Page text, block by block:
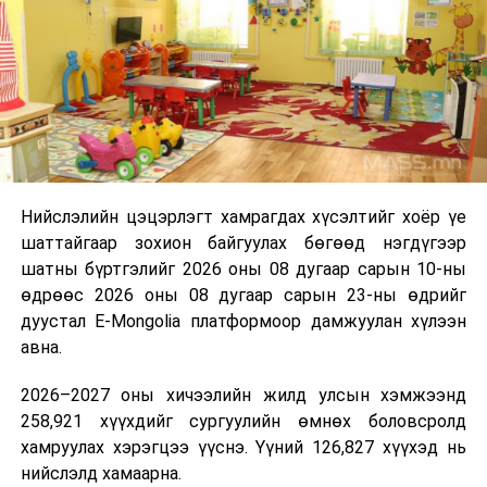
“Сан Петролиум” ХХК нь Сонгинохайрхан дүүргийн 20
дугаар хороонд 16,000м³ үүнээс 8000м3-ийн
багтаамжтай савыг өөрийн хөрөнгө оруулалтаар
барьж байна. Үлдсэн 8000м3 агуулахын нийт хөрөнгө
оруулалтын хэмжээ нь 10.0 тэрбум төгрөг бөгөөд
жилийн есөн хувийн хүүтэй хөнгөлөлттэй зээлийн
арилжааны банкнаас авчээ. Газрын тосны
бүтээгдэхүүний агуулахын барилга угсралтын ажлын
гүйцэтгэл 95 хувьтай байгаа бөгөөд 2026 оны
наймдугаар сарын 20-ны дотор бүрэн дуусгаж,
ашиглалтад оруулах гэж байна. Эдгээр агуулах
ашиглалтад орсноор Улаанбаатар хотын АИ-92-ийн
Ерөнхий сайд тус агуулахыг ашиглалтад хүлээн
авахад зөвшөөрлийн саад бэрхшээл учруулахгүй
байхыг холбогдох албаныханд үүрэг болгов.
Нийслэлийн цэцэрлэгт хамрагдах хүсэлтийг хоёр үе
шаттайгаар зохион байгуулах бөгөөд нэгдүгээр
шатны бүртгэлийг 2026 оны 08 дугаар сарын 10-ны
өдрөөс 2026 оны 08 дугаар сарын 23-ны өдрийг
дуустал E-Mongolia платформоор дамжуулан хүлээн
авна.
2026–2027 оны хичээлийн жилд улсын хэмжээнд
258,921 хүүхдийг сургуулийн өмнөх боловсролд
хамруулах хэрэгцээ үүснэ. Үүний 126,827 хүүхэд нь
нийслэлд хамаарна.